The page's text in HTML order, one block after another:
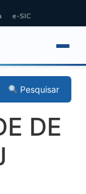
e-SIC
Pesquisar
DE